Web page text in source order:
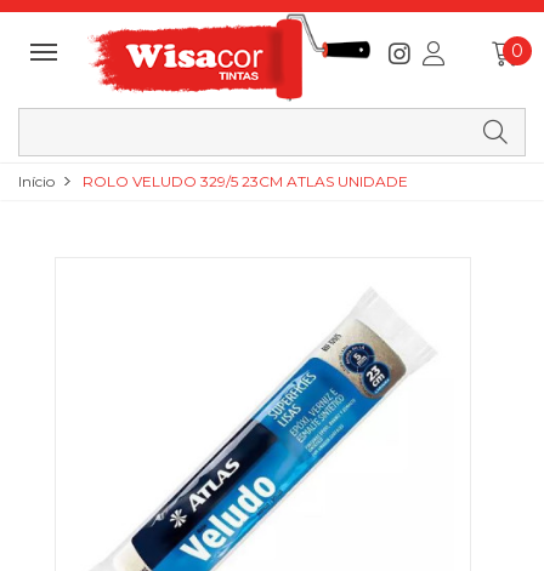
0
Início ROLO VELUDO 329/5 23CM ATLAS UNIDADE